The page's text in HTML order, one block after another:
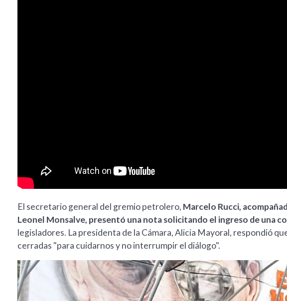
El secretario general del gremio petrolero, Marcelo Rucci,
Leonel Monsalve, presentó una nota solicitando el ingreso de una
legisladores. La presidenta de la Cámara, Alicia Mayoral, respondió
cerradas "para cuidarnos y no interrumpir el diálogo".